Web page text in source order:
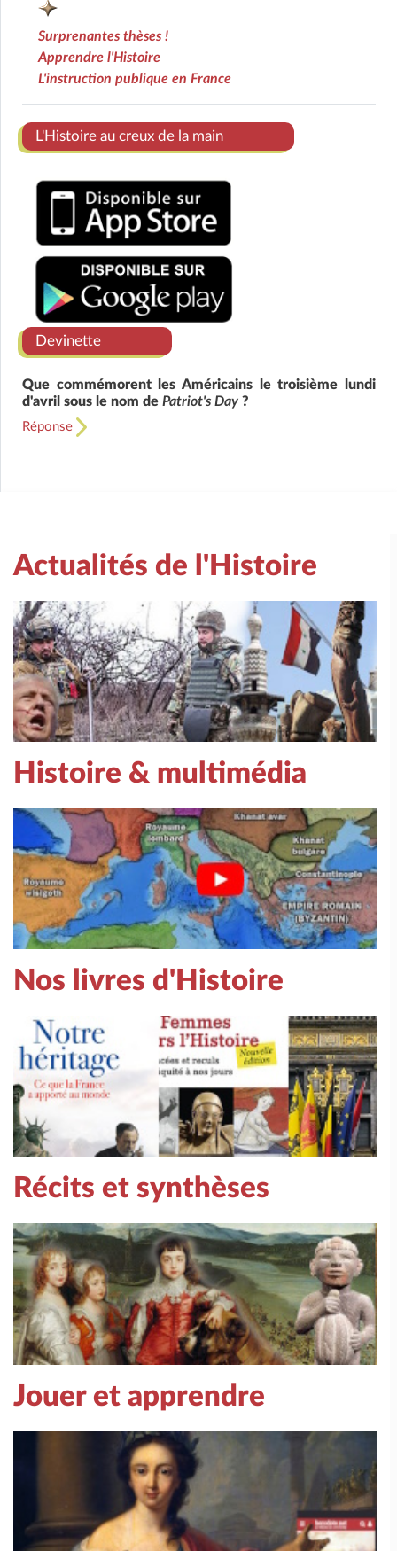
Surprenantes thèses !
Apprendre l'Histoire
L'instruction publique en France
L'Histoire au creux de la main
Devinette
Que commémorent les Américains le troisième lundi
d'avril sous le nom de Patriot's Day ?
Réponse
Actualités de l'Histoire
Histoire & multimédia
Nos livres d'Histoire
Récits et synthèses
Jouer et apprendre